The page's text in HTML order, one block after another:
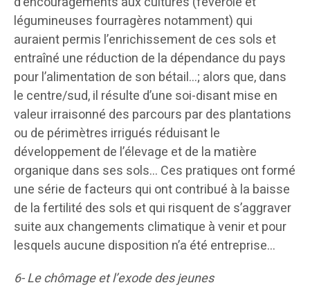
légumineuses fourragères notamment) qui
auraient permis l’enrichissement de ces sols et
entraîné une réduction de la dépendance du pays
pour l’alimentation de son bétail…; alors que, dans
le centre/sud, il résulte d’une soi-disant mise en
valeur irraisonné des parcours par des plantations
ou de périmètres irrigués réduisant le
développement de l’élevage et de la matière
organique dans ses sols… Ces pratiques ont formé
une série de facteurs qui ont contribué à la baisse
de la fertilité des sols et qui risquent de s’aggraver
suite aux changements climatique à venir et pour
lesquels aucune disposition n’a été entreprise…
6- Le chômage et l’exode des jeunes